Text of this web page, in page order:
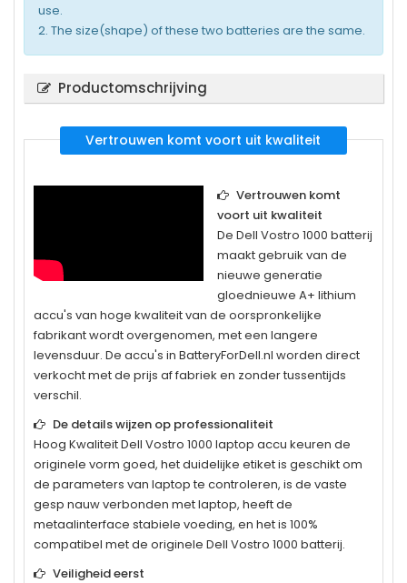
use.
2. The size(shape) of these two batteries are the same.
Productomschrijving
Vertrouwen komt voort uit kwaliteit
Vertrouwen komt
voort uit kwaliteit
De Dell Vostro 1000 batterij
maakt gebruik van de
nieuwe generatie
gloednieuwe A+ lithium
accu's van hoge kwaliteit van de oorspronkelijke
fabrikant wordt overgenomen, met een langere
levensduur. De accu's in BatteryForDell.nl worden direct
verkocht met de prijs af fabriek en zonder tussentijds
verschil.
De details wijzen op professionaliteit
Hoog KwaliteitDell Vostro 1000 laptop accu keuren de
originele vorm goed, het duidelijke etiket is geschikt om
de parameters van laptop te controleren, is de vaste
gesp nauw verbonden met laptop, heeft de
metaalinterface stabiele voeding, en het is 100%
compatibel met de originele Dell Vostro 1000 batterij.
Veiligheid eerst